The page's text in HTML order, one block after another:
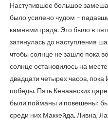
Наступившее большое
было усилено чудом –
камнями града. Это было в
затянулась до наступления
чтобы солнце не зашло пока
солнце остановилось на
двадцати четырех часов,
победы. Пять Кенаанских
были пойманы и повешены;
среди них Маккейда, Ливна,